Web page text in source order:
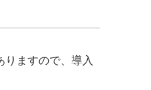
ますので、導入